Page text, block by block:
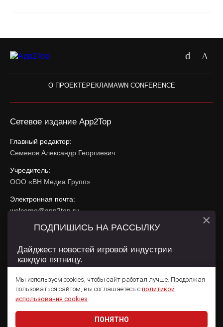
О ПРОЕКТЕРЕКЛАМАWN CONFERENCE
Сетевое издание App2Top
Главный редактор:
Семенов Александр Георгиевич
Учредитель:
ООО «ВН Медиа Групп»
Электронная почта:
welcome@app2top.ru
При использовании материалов активная ссылка на
Сайт использует IP адреса, cookie, данные геолокации
использования содержатся вПолитике конфиденциальностии
Пользовательском соглашении .
Мы используем cookies, чтобы сайт работал лучше. Продолжая
пользоваться сайтом, вы соглашаетесь с политикой
использования cookies.
ПОНЯТНО
ПОДПИШИСЬ НА РАССЫЛКУ
Дайджест новостей игровой индустрии
каждую пятницу.
Даю согласие на обработкуперсональных данных
×